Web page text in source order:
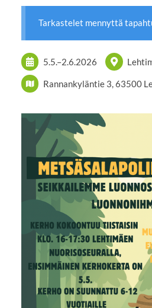
Tarkastelet mennyttä
5.5.–2.6.2026
Rannankyläntie 3, 63500